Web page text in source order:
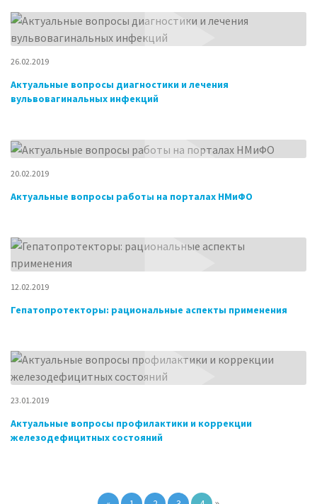
26.02.2019
Актуальные вопросы диагностики и лечения
вульвовагинальных инфекций
20.02.2019
Актуальные вопросы работы на порталах НМиФО
12.02.2019
Гепатопротекторы: рациональные аспекты применения
23.01.2019
Актуальные вопросы профилактики и коррекции
железодефицитных состояний